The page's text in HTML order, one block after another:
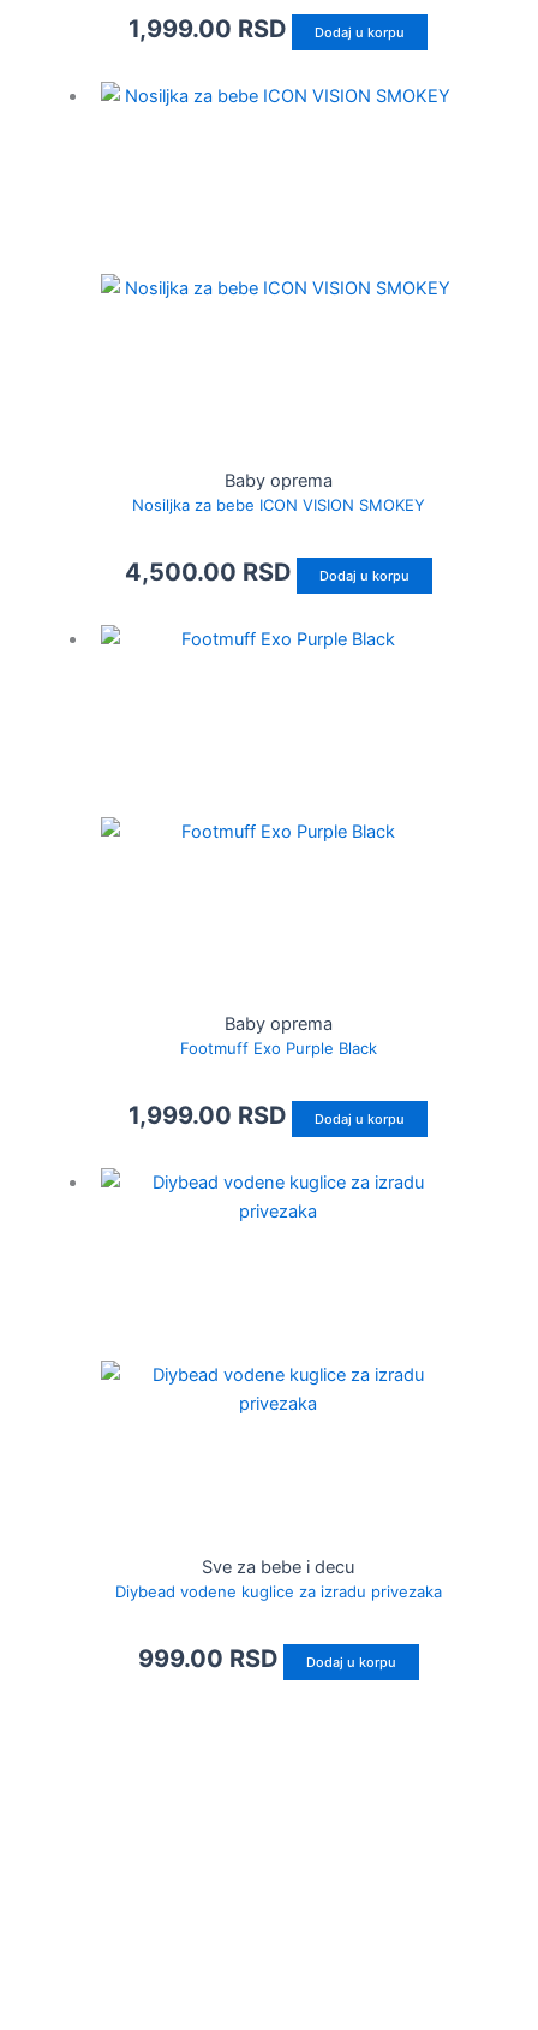
1,999.00 RSD Dodaj u korpu
Baby oprema
Nosiljka za bebe ICON VISION SMOKEY
4,500.00 RSD Dodaj u korpu
Baby oprema
Footmuff Exo Purple Black
1,999.00 RSD Dodaj u korpu
Sve za bebe i decu
Diybead vodene kuglice za izradu privezaka
999.00 RSD Dodaj u korpu